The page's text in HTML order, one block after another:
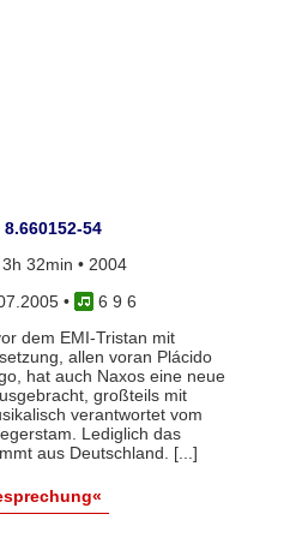
54
3h 32min • 2004
•
6 9 6
dem EMI-Tristan mit
allen voran Plácido
hat auch Naxos eine neue
großteils mit
verantwortet vom
Lediglich das
aus Deutschland. [...]